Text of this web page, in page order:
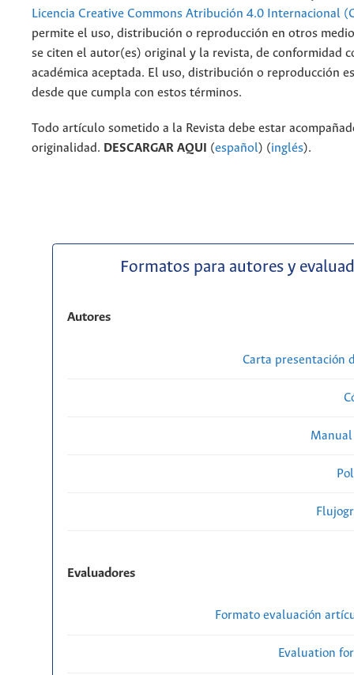
Licencia Creative Commons Atribución 4.0 Internacional
permite el uso, distribución o reproducción en otros
se citen el autor(es) original y la revista, de conformidad
académica aceptada. El uso, distribución o reproducción
desde que cumpla con estos términos.
Todo artículo sometido a la Revista debe estar
originalidad. DESCARGAR AQUI (español) (inglés).
Formatos para autores y
Autores
Carta presentación
Evaluadores
Formato evaluación
Evaluation